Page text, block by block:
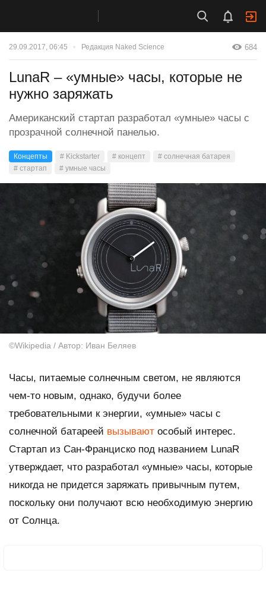
29.09.2017, 06:45 Редакция Naked Science 684
LunaR – «умные» часы, которые не
нужно заряжать
Американский стартап разработал «умные» часы с
прозрачной солнечной панелью.
Концепты # Kickstarter # концепт
# солнечная батарея
# стартап
# умные часы
©Wikipedia / Автор: Иван Беляев
Часы, питаемые солнечным светом, не являются
чем-то новым, однако, будучи более
требовательными к энергии, «умные» часы с
солнечной батареей вызывают особый интерес.
Стартап из Сан-Франциско под названием LunaR
утверждает, что разработал «умные» часы, которые
никогда не придется заряжать привычным путем,
поскольку они получают всю необходимую энергию
от Солнца.